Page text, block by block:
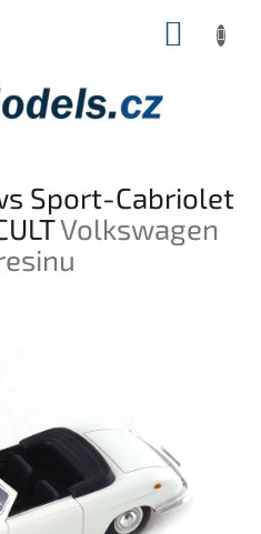
Sport-Cabriolet
Volkswagen